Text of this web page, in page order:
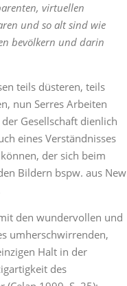
virtuellen
und so alt sind wie
bevölkern und darin
teils düsteren, teils
nun Serres Arbeiten
Gesellschaft dienlich
eines Verständnisses
der sich beim
Bildern bspw. aus New
den wundervollen und
umherschwirrenden,
Halt in der
des